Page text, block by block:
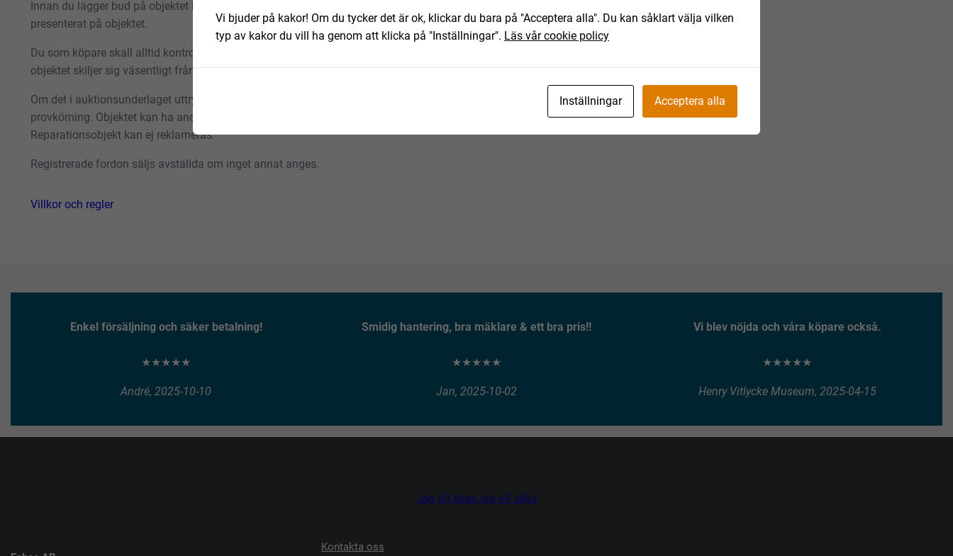
Innan du lägger bud på objektet bör du göra en egen granskning av det text-, bild- och filmmaterial som finns
presenterat på objektet.
Du som köpare skall alltid kontrollera objektet vid avhämtning. Eventuella anmärkningar härefter beaktas inte. Om
objektet skiljer sig väsentligt från objektsbeskrivningen skall Fabeo kontaktas innan objektet transporteras.
Om det i auktionsunderlaget uttrycks att objektet är ett reparationsobjekt, har det ej fått en fullständig kontroll eller
provkörning. Objektet kan ha andra fel än de som har beskrivits och detta bör beaktas vid budgivning.
Reparationsobjekt kan ej reklameras.
Registrerade fordon säljs avställda om inget annat anges.
Villkor och regler
Enkel försäljning och säker betalning!
★★★★★
André, 2025-10-10
Smidig hantering, bra mäklare & ett bra pris!!
★★★★★
Jan, 2025-10-02
Vi blev nöjda och våra köpare också.
★★★★★
Henry Vitlycke Museum, 2025-04-15
Jag vill köpaJag vill sälja
Kontakta oss
Vi bjuder på kakor! Om du tycker det är ok, klickar du bara på "Acceptera alla". Du kan såklart välja vilken
typ av kakor du vill ha genom att klicka på "Inställningar". Läs vår cookie policy
Inställningar Acceptera alla